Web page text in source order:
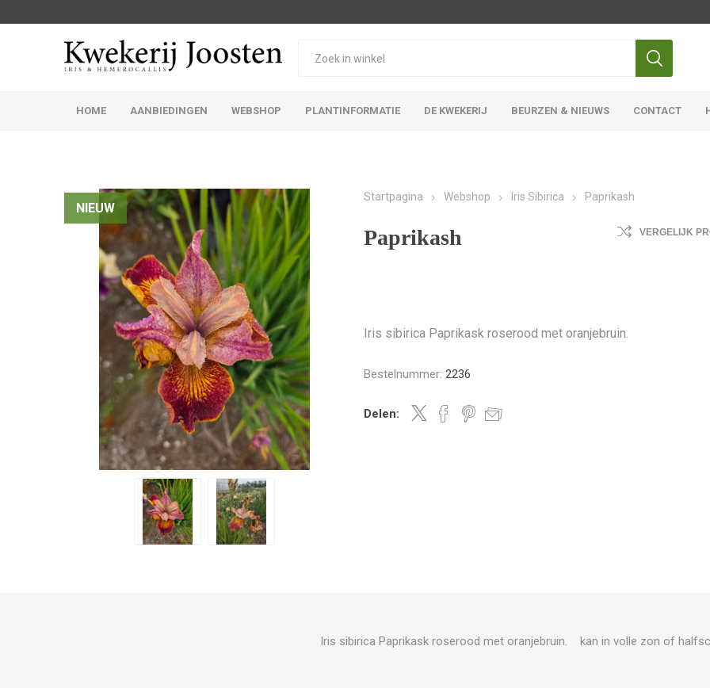
HOME AANBIEDINGEN WEBSHOP PLANTINFORMATIE DE KWEKERIJ BEURZEN & NIEUWS CONTACT
NIEUW
Startpagina Webshop Iris Sibirica Paprikash
Paprikash VERGELIJK
Iris sibirica Paprikask roserood met oranjebruin.
Bestelnummer: 2236
Delen:
Iris sibirica Paprikask roserood met oranjebruin. kan in volle zon of